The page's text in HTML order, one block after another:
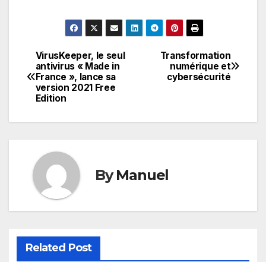
Navigation
de
Transformation
numérique et
cybersécurité
VirusKeeper, le seul
antivirus « Made in
France », lance sa
version 2021 Free
Edition
ByManuel
Related Post